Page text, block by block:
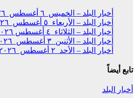
أخبار البلد – الخميس ٦ أغسطس ٢٠٢٦م
أخبار البلد – الأربعاء ٥ أغسطس ٢٠٢٦م
أخبار البلد – الثلاثاء ٤ أغسطس ٢٠٢٦م
أخبار البلد – الأثنين ٣ أغسطس ٢٠٢٦م
أخبار البلد – الأحد ٢ أغسطس ٢٠٢٦م
تابع أيضاً
أخبار البلد